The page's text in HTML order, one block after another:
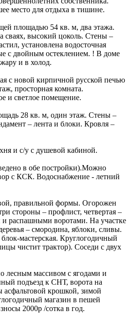
место для отдыха в тишине.
площадью 54 кв. м, два этажа.
сваях, высокий цоколь. Стены –
установлена водосточная
с двойным остеклением. ! В доме
и в холод.
с новой кирпичной русской печью
просторная комната.
и светлое помещение.
28 кв. м, один этаж. Стены –
– лента и блоки. Кровля –
и с/у с душевой кабиной.
в обе постройки).Можно
с КСК. Водоснабжение - летний
правильной формы. Огорожен
стороны – профлист, четвертая –
и распашными воротами. На участке
– смородина, яблоки, сливы.
мастерская. Круглогодичный
чистит трактор). Соседи с двух
лесным массивом с ягодами и
подъезд к СНТ, ворота на
асфальтовой крошкой, зимой
магазин в пешей
2000р /сотка в год.